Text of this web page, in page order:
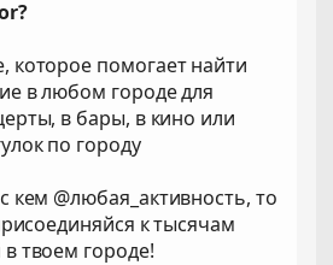
которое помогает найти
в любом городе для
в бары, в кино или
по городу
кем @любая_активность, то
к тысячам
твоем городе!